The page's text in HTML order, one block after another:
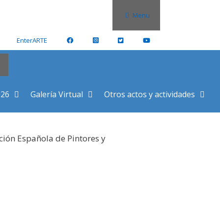
Menu
EnterARTE
Galería Virtual Otros actos y actividades
Española de Pintores y